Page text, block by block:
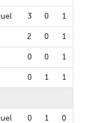
3 0 1
2 0 1
0 0 1
0 1 1
0 1 0